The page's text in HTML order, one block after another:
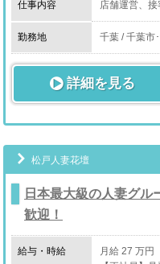
仕事内容 店舗運営、接
やりがいの有
イチから一
勤務地 千葉 / 千葉市
詳細を見る
松戸人妻花壇
日本最大級の人妻グル
歓迎！
給与・時給
月給 27 万円